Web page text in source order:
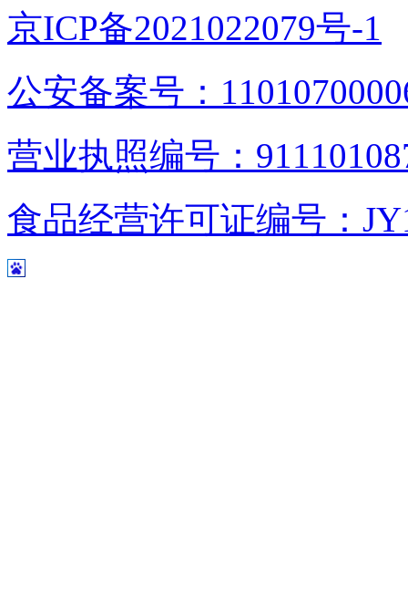
京ICP备2021022079号-1
公安备案号：
营业执照编号：
食品经营许可证编号：